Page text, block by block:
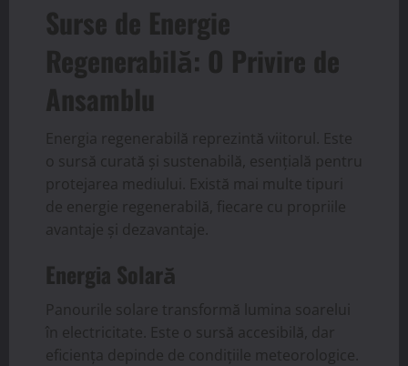
Surse de Energie
Regenerabilă: O Privire de
Ansamblu
Energia regenerabilă reprezintă viitorul. Este
o sursă curată și sustenabilă, esențială pentru
protejarea mediului. Există mai multe tipuri
de energie regenerabilă, fiecare cu propriile
avantaje și dezavantaje.
Energia Solară
Panourile solare transformă lumina soarelui
în electricitate. Este o sursă accesibilă, dar
eficiența depinde de condițiile meteorologice.